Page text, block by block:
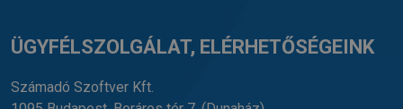
ÜGYFÉLSZOLGÁLAT, ELÉRHETŐSÉGEINK
Számadó Szoftver Kft.